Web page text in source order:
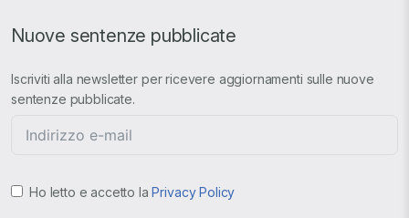
Nuove sentenze pubblicate
Iscriviti alla newsletter per ricevere aggiornamenti sulle nuove
sentenze pubblicate.
Ho letto e accetto laPrivacy Policy